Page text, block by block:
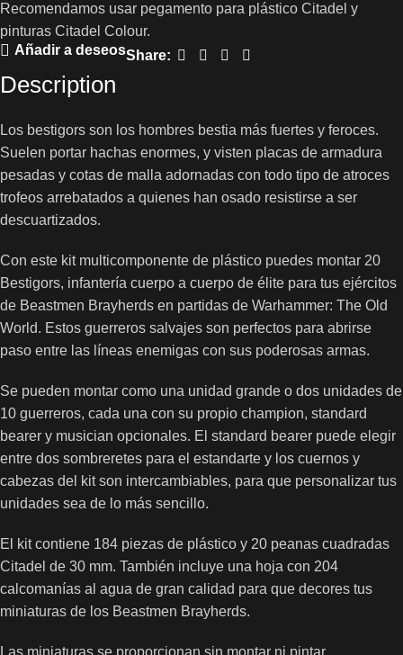
Recomendamos usar pegamento para plástico Citadel y
pinturas Citadel Colour.
Añadir a deseosShare:
Description
Los bestigors son los hombres bestia más fuertes y feroces.
Suelen portar hachas enormes, y visten placas de armadura
pesadas y cotas de malla adornadas con todo tipo de atroces
trofeos arrebatados a quienes han osado resistirse a ser
descuartizados.
Con este kit multicomponente de plástico puedes montar 20
Bestigors, infantería cuerpo a cuerpo de élite para tus ejércitos
de Beastmen Brayherds en partidas de Warhammer: The Old
World. Estos guerreros salvajes son perfectos para abrirse
paso entre las líneas enemigas con sus poderosas armas.
Se pueden montar como una unidad grande o dos unidades de
10 guerreros, cada una con su propio champion, standard
bearer y musician opcionales. El standard bearer puede elegir
entre dos sombreretes para el estandarte y los cuernos y
cabezas del kit son intercambiables, para que personalizar tus
unidades sea de lo más sencillo.
El kit contiene 184 piezas de plástico y 20 peanas cuadradas
Citadel de 30 mm. También incluye una hoja con 204
calcomanías al agua de gran calidad para que decores tus
miniaturas de los Beastmen Brayherds.
Las miniaturas se proporcionan sin montar ni pintar.